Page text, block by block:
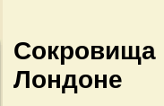
Сокровища
Лондоне